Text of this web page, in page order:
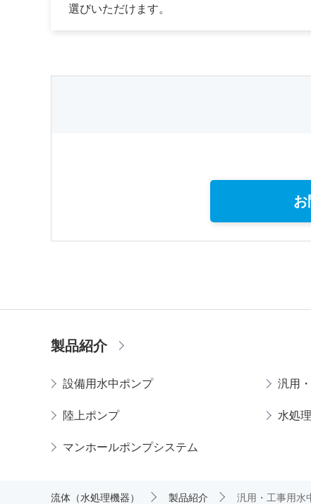
選びいただけます。
お
製品紹介
設備用水中ポンプ 汎用
陸上ポンプ 水処
マンホールポンプシステム
流体（水処理機器） 製品紹介 汎用・工事用水